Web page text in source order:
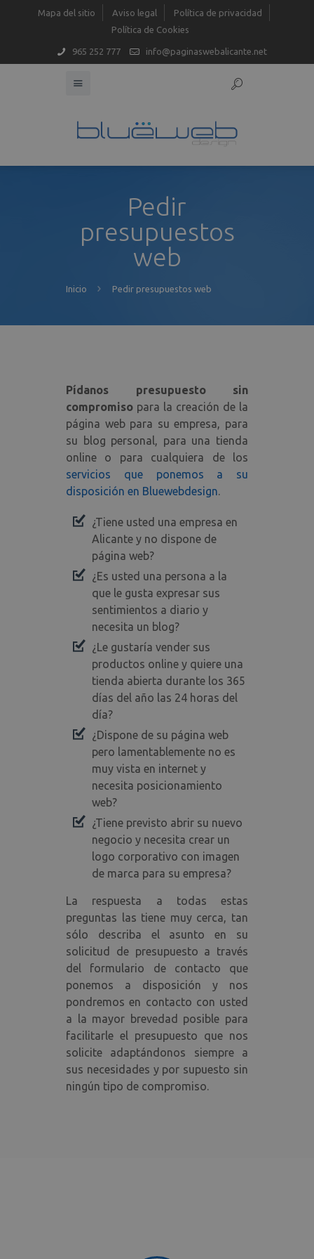
Mapa del sitio Aviso legal
Política de privacidad
Política de Cookies
965 252 777 info@paginaswebalicante.net
Pedir
presupuestos
web
Inicio Pedir presupuestos web
Pídanos presupuesto sin
compromiso para la creación de la
página web para su empresa, para
su blog personal, para una tienda
online o para cualquiera de los
servicios que ponemos a su
disposición en Bluewebdesign.
¿Tiene usted una empresa en
Alicante y no dispone de
página web?
¿Es usted una persona a la
que le gusta expresar sus
sentimientos a diario y
necesita un blog?
¿Le gustaría vender sus
productos online y quiere una
tienda abierta durante los 365
días del año las 24 horas del
día?
¿Dispone de su página web
pero lamentablemente no es
muy vista en internet y
necesita posicionamiento
web?
¿Tiene previsto abrir su nuevo
negocio y necesita crear un
logo corporativo con imagen
de marca para su empresa?
La respuesta a todas estas
preguntas las tiene muy cerca, tan
sólo describa el asunto en su
solicitud de presupuesto a través
del formulario de contacto que
ponemos a disposición y nos
pondremos en contacto con usted
a la mayor brevedad posible para
facilitarle el presupuesto que nos
solicite adaptándonos siempre a
sus necesidades y por supuesto sin
ningún tipo de compromiso.